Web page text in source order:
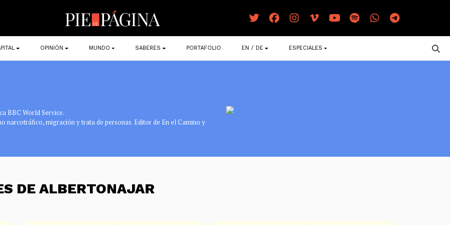
OPINIÓN MUNDO SABERES PORTAFOLIO EN / DE ESPECIALES
BBC World Service.
narcotráfico, migración y trata de personas. Editor de En el Camino y
DE ALBERTONAJAR